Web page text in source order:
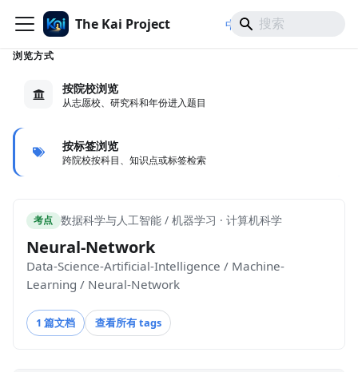
The Kai Project 中文/ 日本語
浏览方式
按院校浏览
从志愿校、研究科和年份进入题目
按标签浏览
跨院校按科目、知识点或标签检索
考点 数据科学与人工智能 / 机器学习 · 计算机科学
Neural-Network
Data-Science-Artificial-Intelligence / Machine-
Learning / Neural-Network
1 篇文档 查看所有 tags